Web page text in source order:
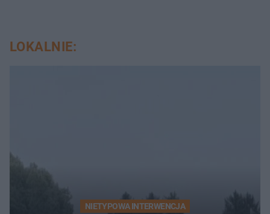
LOKALNIE:
NIETYPOWA INTERWENCJA